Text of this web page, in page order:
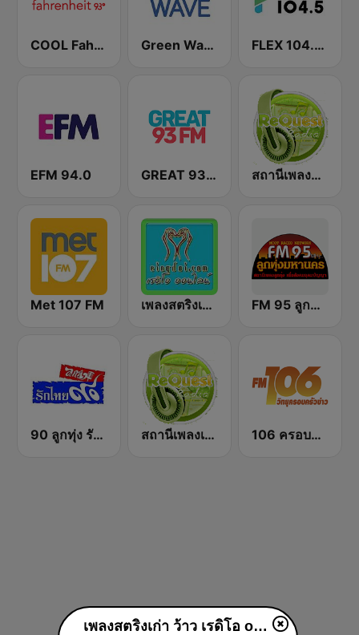
COOL Fahrenheit 93 FM Green Wave 106.5 FM FLEX 104.5 FM
EFM 94.0 GREAT 93 | ONLINE สถานีเพลงสตริง Request Radio
Met 107 FM เพลงสตริงเก่า Eingdoi Radio FM 95 ลูกทุ่งมหานคร อสมท
90 ลูกทุ่ง รักไทย สถานีเพลงเพื่อชีวิต Request Radio For Life 106 ครอบครัวข่าว
เพลงสตริงเก่า ว้าว เรดิโอ online